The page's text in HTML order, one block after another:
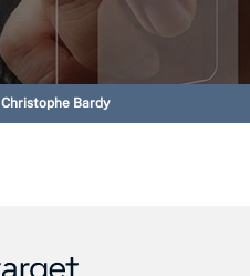
Christophe Bardy